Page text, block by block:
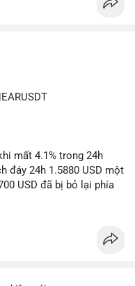
mất 4.1% trong 24h
đáy 24h 1.5880 USD một
USD đã bị bỏ lại phía
dịch 10.29 triệu NEAR